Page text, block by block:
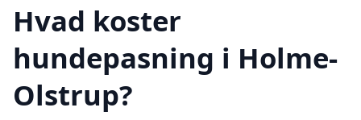
Hvad koster
hundepasning i Holme-
Olstrup?